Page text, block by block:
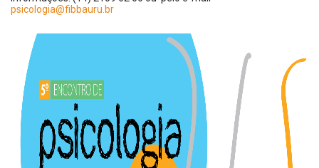
psicologia@fibbauru.br